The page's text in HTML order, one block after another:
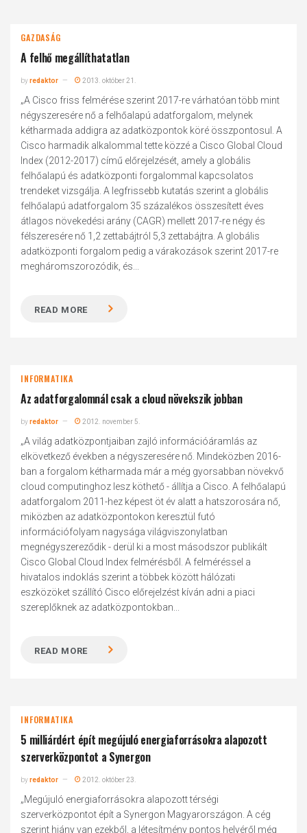
GAZDASÁG
A felhő megállíthatatlan
byredaktor 2013. október 21.
„A Cisco friss felmérése szerint 2017-re várhatóan több mint
négyszeresére nő a felhőalapú adatforgalom, melynek
kétharmada addigra az adatközpontok köré összpontosul. A
Cisco harmadik alkalommal tette közzé a Cisco Global Cloud
Index (2012-2017) című előrejelzését, amely a globális
felhőalapú és adatközponti forgalommal kapcsolatos
trendeket vizsgálja. A legfrissebb kutatás szerint a globális
felhőalapú adatforgalom 35 százalékos összesített éves
átlagos növekedési arány (CAGR) mellett 2017-re négy és
félszeresére nő 1,2 zettabájtról 5,3 zettabájtra. A globális
adatközponti forgalom pedig a várakozások szerint 2017-re
megháromszorozódik, és...
READ MORE
INFORMATIKA
Az adatforgalomnál csak a cloud növekszik jobban
byredaktor 2012. november 5.
„A világ adatközpontjaiban zajló információáramlás az
elkövetkező években a négyszeresére nő. Mindeközben 2016-
ban a forgalom kétharmada már a még gyorsabban növekvő
cloud computinghoz lesz köthető - állítja a Cisco. A felhőalapú
adatforgalom 2011-hez képest öt év alatt a hatszorosára nő,
miközben az adatközpontokon keresztül futó
információfolyam nagysága világviszonylatban
megnégyszereződik - derül ki a most másodszor publikált
Cisco Global Cloud Index felmérésből. A felméréssel a
hivatalos indoklás szerint a többek között hálózati
eszközöket szállító Cisco előrejelzést kíván adni a piaci
szereplőknek az adatközpontokban...
READ MORE
INFORMATIKA
5 milliárdért épít megújuló energiaforrásokra alapozott
szerverközpontot a Synergon
byredaktor 2012. október 23.
„Megújuló energiaforrásokra alapozott térségi
szerverközpontot épít a Synergon Magyarországon. A cég
szerint hiány van ezekből, a létesítmény pontos helyéről még